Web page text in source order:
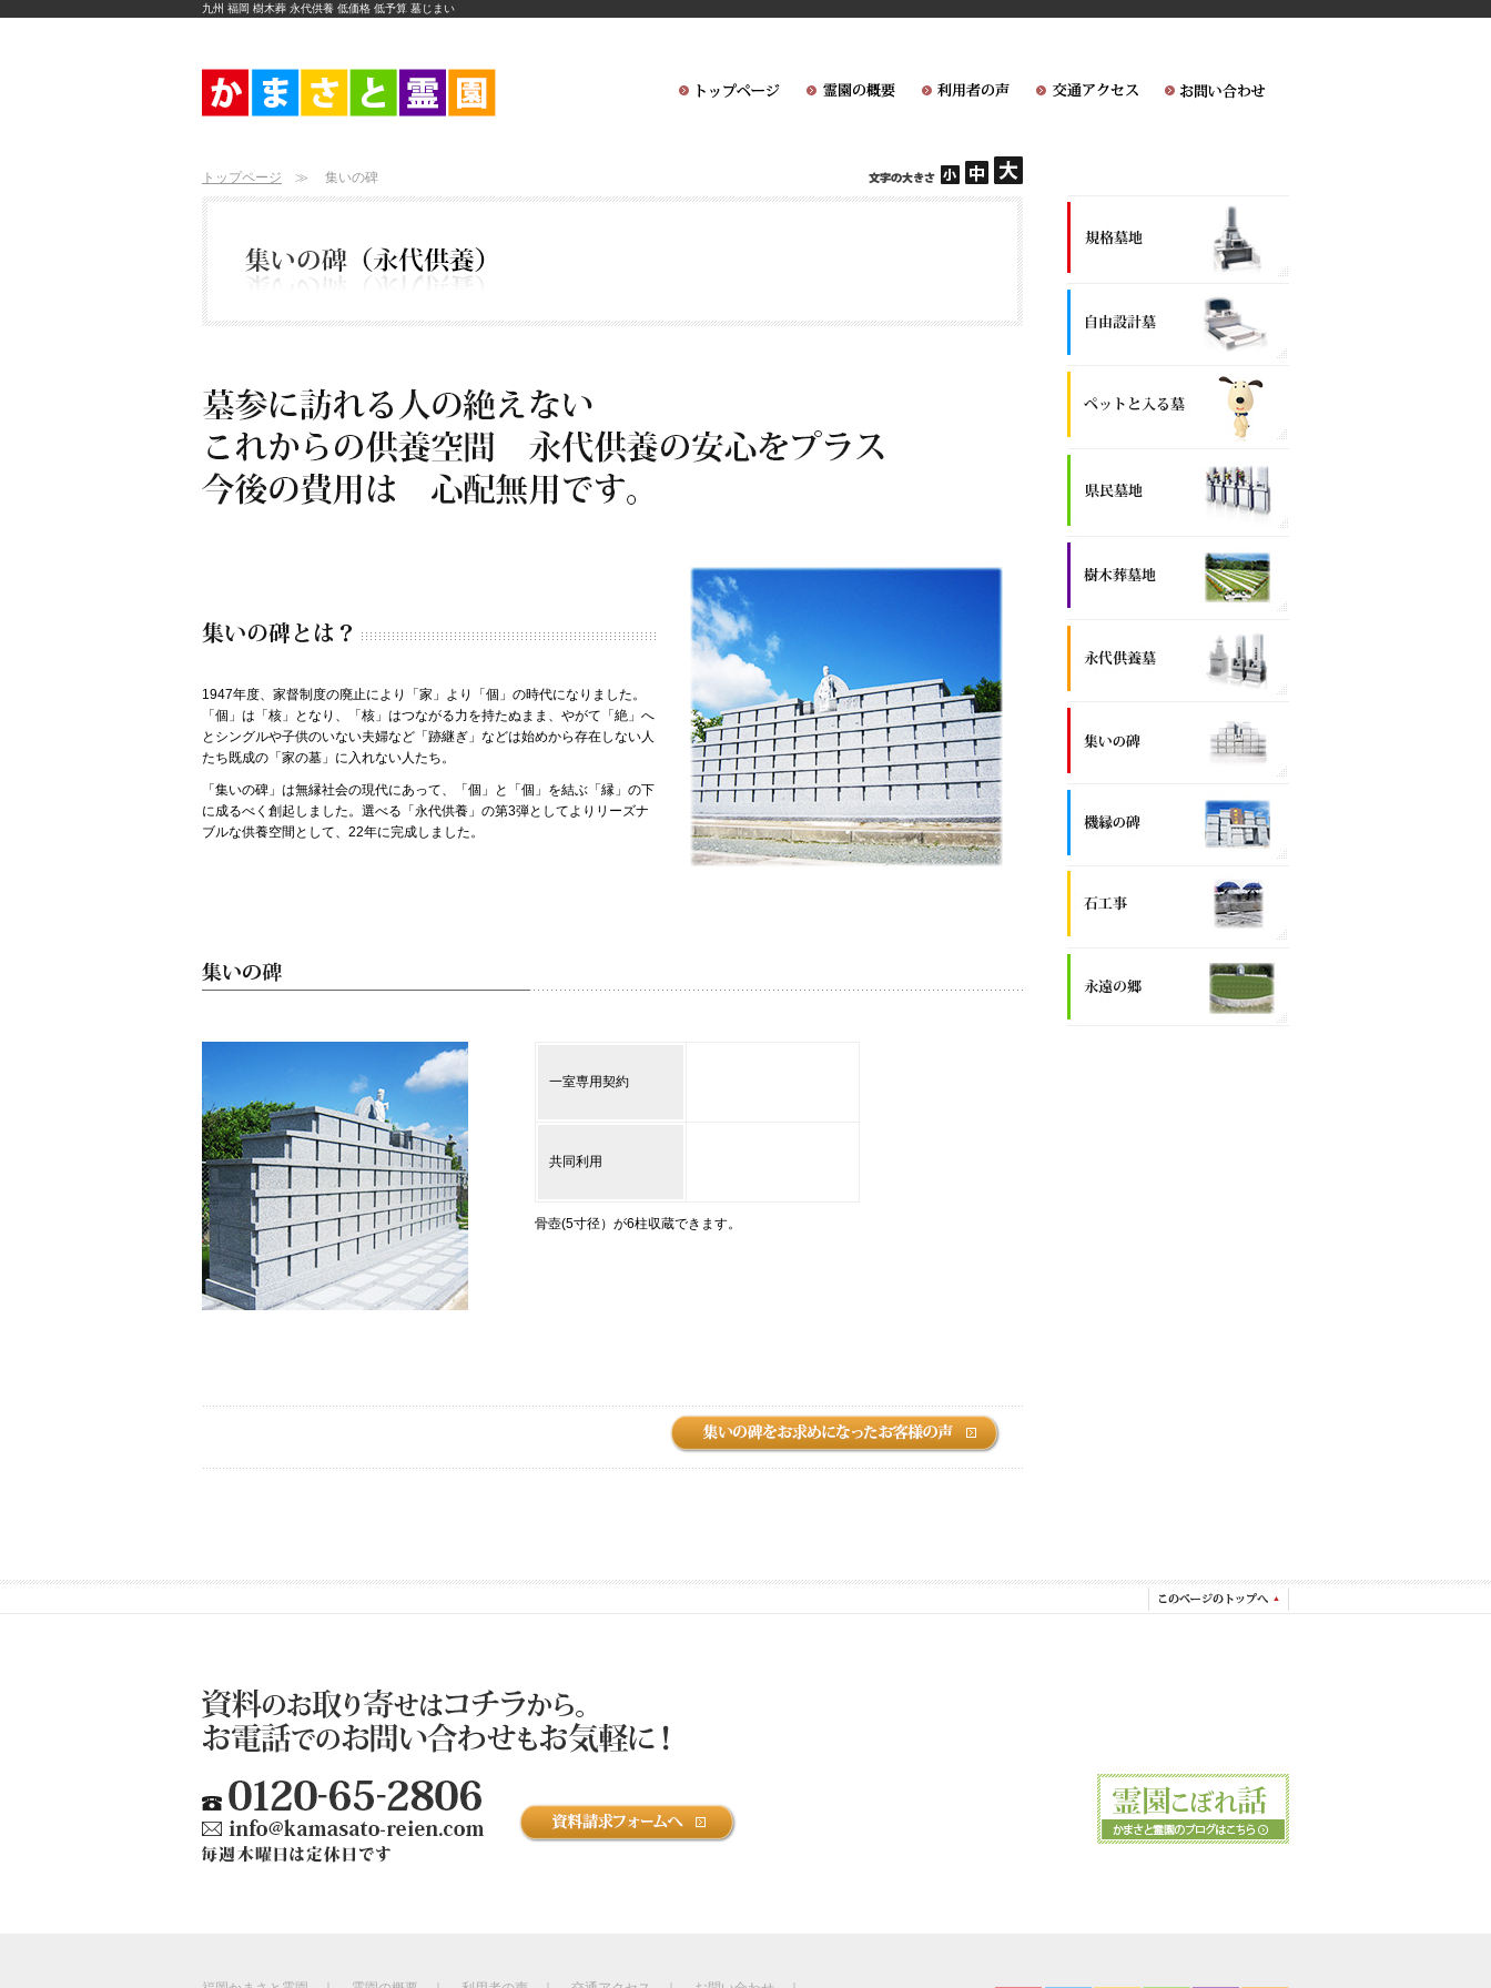
九州 福岡 樹木葬 永代供養 低価格 低予算 墓じまい
トップページ ≫ 集いの碑
1947年度、家督制度の廃止により「家」より「個」の時代になりました。
「個」は「核」となり、「核」はつながる力を持たぬまま、やがて「絶」へ
とシングルや子供のいない夫婦など「跡継ぎ」などは始めから存在しない人
たち既成の「家の墓」に入れない人たち。
「集いの碑」は無縁社会の現代にあって、「個」と「個」を結ぶ「縁」の下
に成るべく創起しました。選べる「永代供養」の第3弾としてよりリーズナ
ブルな供養空間として、22年に完成しました。
一室専用契約
共同利用
骨壺(5寸径）が6柱収蔵できます。